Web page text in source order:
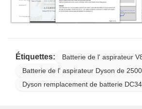
Étiquettes:
Batterie de l' aspirateur
Batterie de l' aspirateur Dyson de
Dyson remplacement de batterie